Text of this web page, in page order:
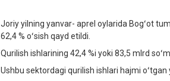
Joriy yilning yanvar- aprel oylarida Bogʻot
62,4 % oʻsish qayd etildi.
Qurilish ishlarining 42,4 %i yoki 83,5 mlrd
Ushbu sektordagi qurilish ishlari hajmi